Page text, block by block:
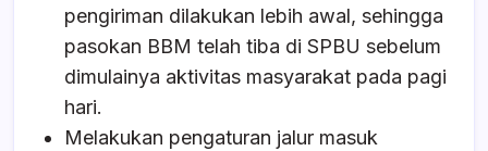
pengiriman dilakukan lebih awal, sehingga
pasokan BBM telah tiba di SPBU sebelum
dimulainya aktivitas masyarakat pada pagi
hari.
Melakukan pengaturan jalur masuk